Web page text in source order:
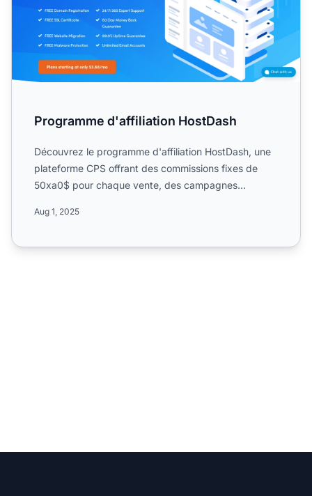
Programme d'affiliation HostDash
Découvrez le programme d'affiliation HostDash, une
plateforme CPS offrant des commissions fixes de
50xa0$ pour chaque vente, des campagnes
Aug 1, 2025